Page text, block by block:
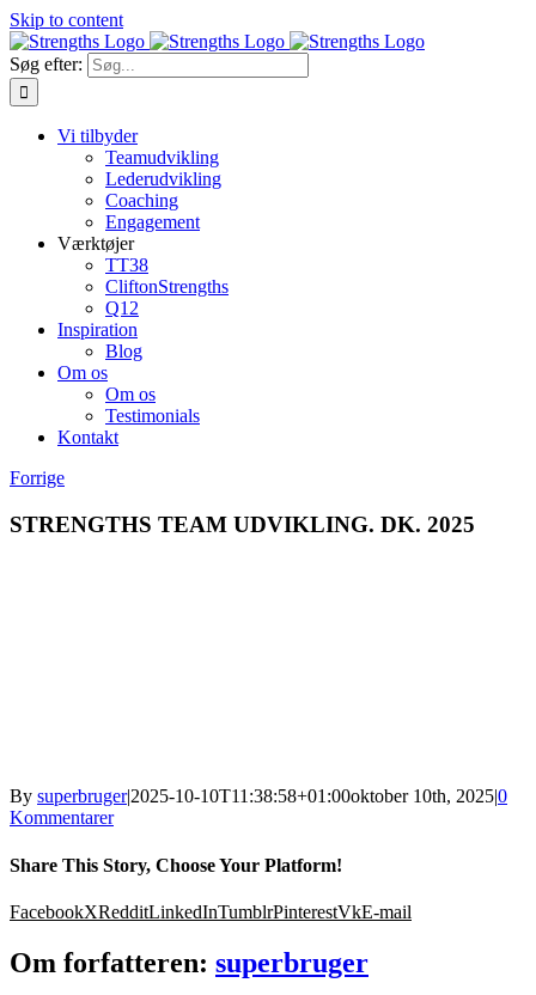
Skip to content
Søg efter:
Vi tilbyder
Teamudvikling
Lederudvikling
Coaching
Engagement
Værktøjer
TT38
CliftonStrengths
Q12
Inspiration
Blog
Om os
Om os
Testimonials
Kontakt
Forrige
STRENGTHS TEAM UDVIKLING. DK. 2025
By superbruger|2025-10-10T11:38:58+01:00oktober 10th, 2025|0
Kommentarer
Share This Story, Choose Your Platform!
FacebookXRedditLinkedInTumblrPinterestVkE-mail
Om forfatteren: superbruger